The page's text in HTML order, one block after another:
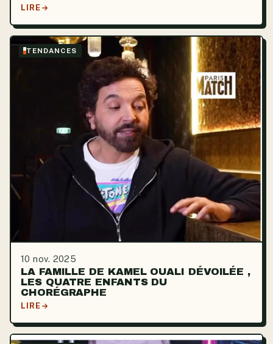
LIRE
TENDANCES
10 nov. 2025
LA FAMILLE DE KAMEL OUALI DÉVOILÉE ,
LES QUATRE ENFANTS DU
CHORÉGRAPHE
LIRE